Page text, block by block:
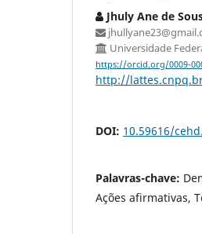
Jhuly Ane de
Universidade
https://orcid.org/0009-
http://
DOI: 10.59616/
Palavras-chave:
Ações afirmativas,